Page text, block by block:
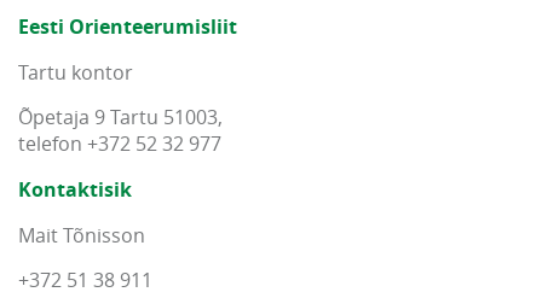
Eesti Orienteerumisliit
Tartu kontor
Õpetaja 9 Tartu 51003,
telefon +372 52 32 977
Kontaktisik
Mait Tõnisson
+372 51 38 911